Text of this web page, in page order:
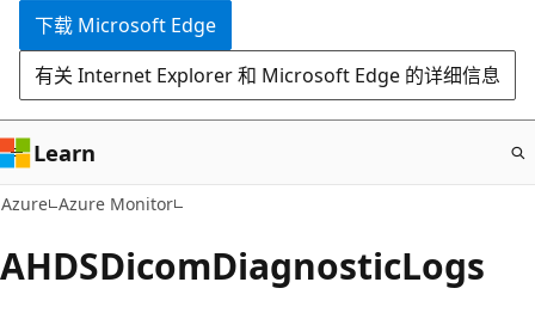
下载 Microsoft Edge
有关 Internet Explorer 和 Microsoft Edge 的详细信息
Learn
Azure Azure Monitor
AHDSDicomDiagnosticLogs